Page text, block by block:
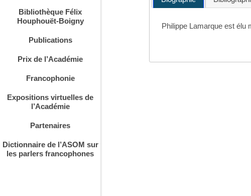
Bibliothèque Félix
Houphouët-Boigny
Publications
Prix de l’Académie
Francophonie
Expositions virtuelles de
l’Académie
Partenaires
Dictionnaire de l’ASOM sur
les parlers francophones
Philippe Lamarque est élu